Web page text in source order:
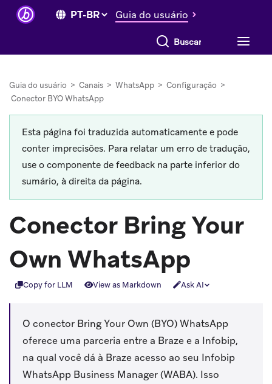
Guia do usuário
Buscar tudo
Guia do usuário > Canais > WhatsApp > Configuração >
Conector BYO WhatsApp
Esta página foi traduzida automaticamente e pode
conter imprecisões. Para relatar um erro de tradução,
use o componente de feedback na parte inferior do
sumário, à direita da página.
Conector Bring Your
Own WhatsApp
Copy for LLM View as Markdown Ask AI
O conector Bring Your Own (BYO) WhatsApp
oferece uma parceria entre a Braze e a Infobip,
na qual você dá à Braze acesso ao seu Infobip
WhatsApp Business Manager (WABA). Isso